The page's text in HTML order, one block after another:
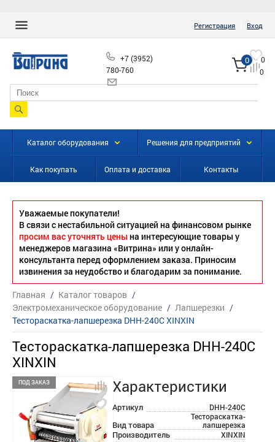
Регистрация Вход
+7 (3952)
780-760
0
0
0
Каталог оборудования Решения для предприятий
Как покупать Оплата и доставка Контакты
Уважаемые покупатели!
В связи с нестабильной ситуацией на финансовом рынке
просим вас уточнять цены на интересующие товары у
менеджеров магазина «Витрина» или у онлайн-
консультанта перед оформлением заказа. Приносим
извинения за неудобство и благодарим за понимание.
Главная / Каталог товаров /
Электромеханическое оборудование / Лапшерезки /
Тестораскатка-лапшерезка DHH-240С XINXIN
Тестораскатка-лапшерезка DHH-240С
XINXIN
Характеристики
Артикул DHH-240C
Вид товара
Тестораскатка-
лапшерезка
Производитель XINXIN
ПОД ЗАКАЗ